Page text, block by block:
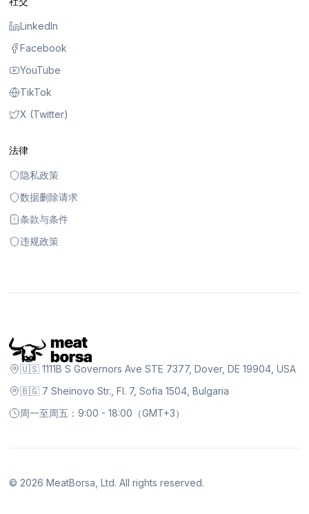
LinkedIn
Facebook
YouTube
TikTok
X (Twitter)
法律
隐私政策
数据删除请求
条款与条件
违规政策
🇺🇸 1111B S Governors Ave STE 7377, Dover, DE 19904, USA
🇧🇬 7 Sheinovo Str., Fl. 7, Sofia 1504, Bulgaria
周一至周五：9:00 - 18:00（GMT+3）
© 2026 MeatBorsa, Ltd. All rights reserved.